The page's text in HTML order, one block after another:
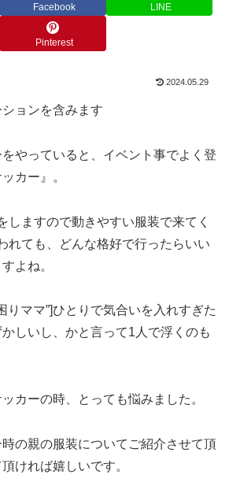
Facebook LINE
Pinterest
2024.05.29
ョンを含みます
やっていると、イベント事でよく登
カー』。
しますので動きやすい服装で来てく
れても、どんな格好で行ったらいい
よね。
りママ”]ひとりで気合いを入れすぎた
しいし、かと言って1人で浮くのも
カーの時、とっても悩みました。
の親の服装についてご紹介させて頂
ければ嬉しいです。